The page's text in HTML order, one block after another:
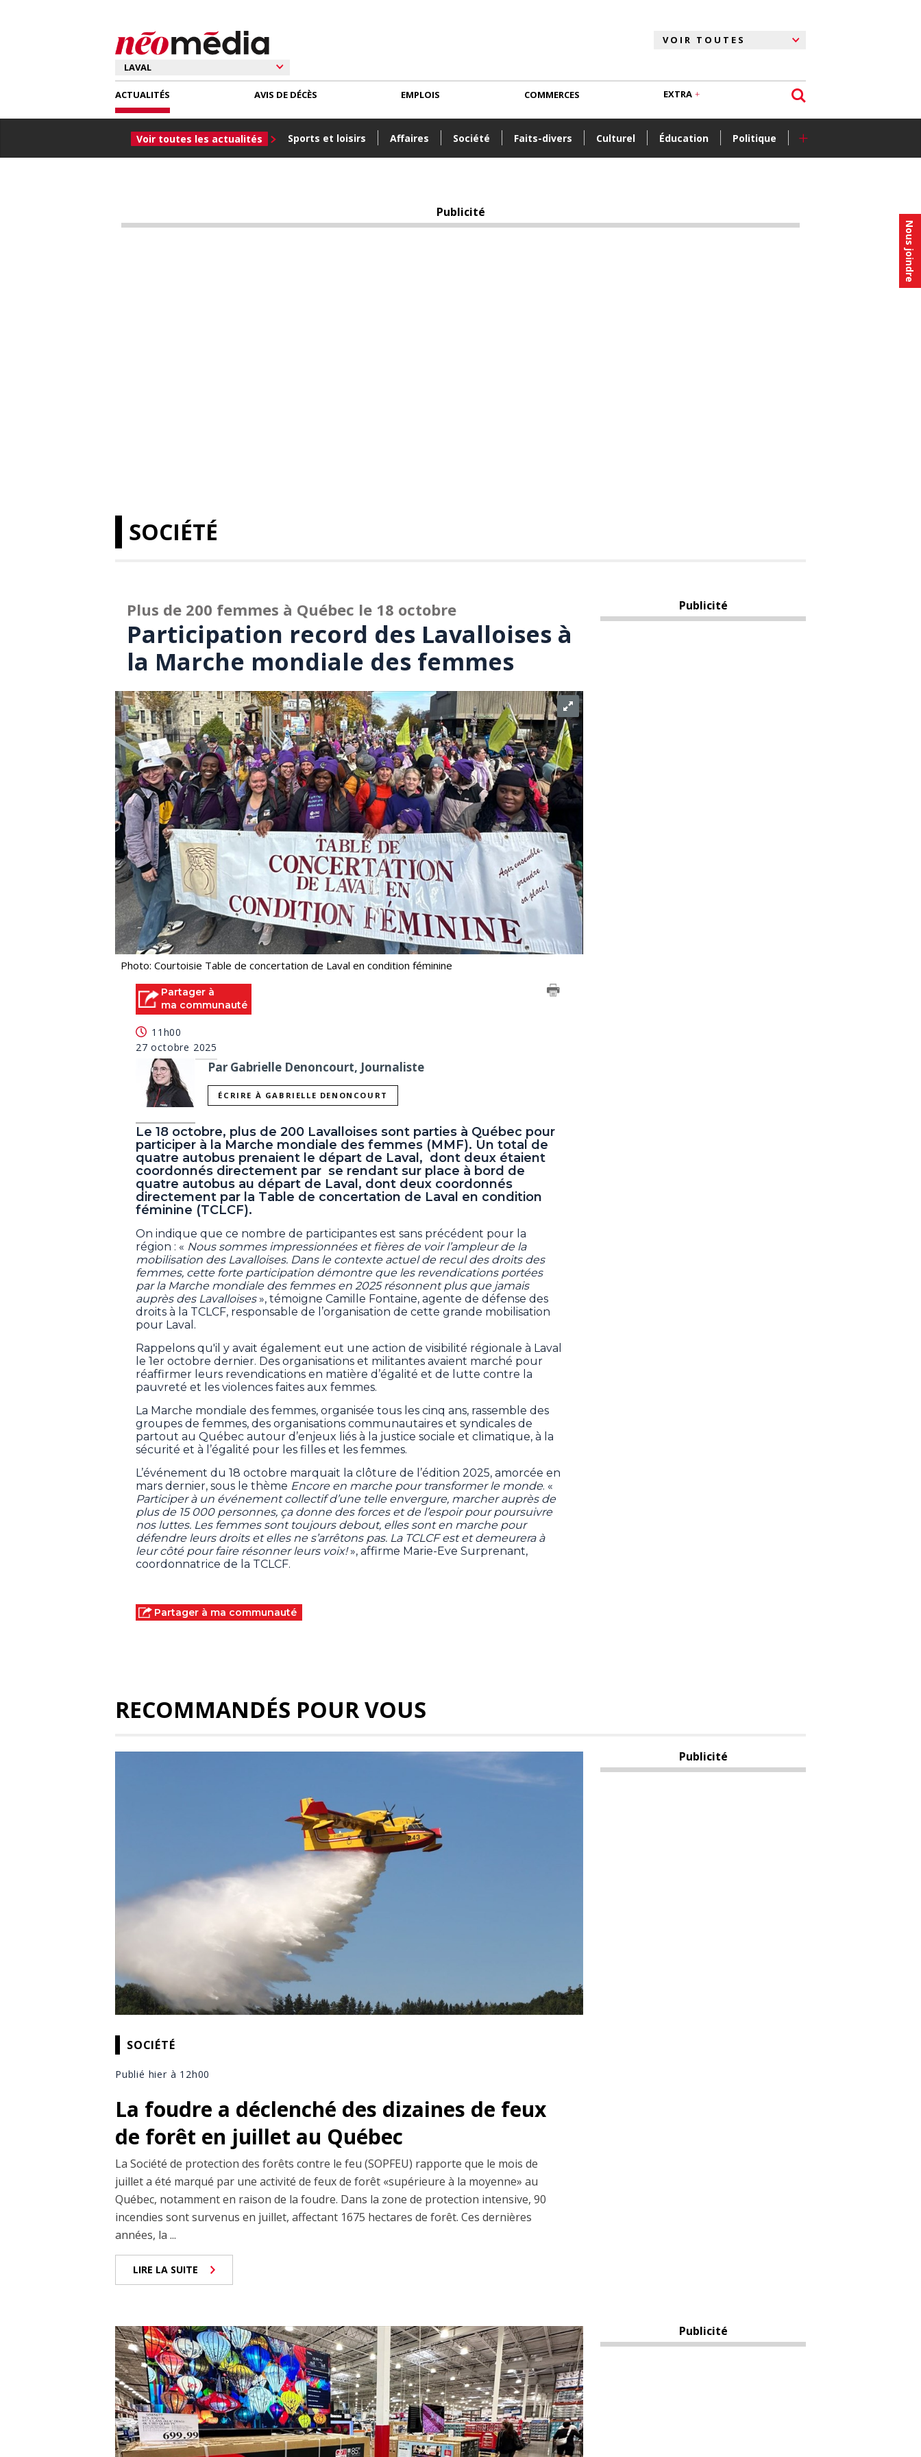
Nous joindre
ACTUALITÉS
Voir toutes les actualités Sports et loisirs Affaires Société Faits-divers Culturel Éducation Politique +
AVIS DE DÉCÈS EMPLOIS COMMERCES EXTRA
Publicité
SOCIÉTÉ
Plus de 200 femmes à Québec le 18 octobre
Participation record des Lavalloises à
la Marche mondiale des femmes
Photo: Courtoisie Table de concertation de Laval en condition féminine
Partager à
ma communauté
11h00
27 octobre 2025
Par Gabrielle Denoncourt, Journaliste
ÉCRIRE À GABRIELLE DENONCOURT
Le 18 octobre, plus de 200 Lavalloises sont parties à Québec pour
participer à la Marche mondiale des femmes (MMF). Un total de
quatre autobus prenaient le départ de Laval, dont deux étaient
coordonnés directement par se rendant sur place à bord de
quatre autobus au départ de Laval, dont deux coordonnés
directement par la Table de concertation de Laval en condition
féminine (TCLCF).
On indique que ce nombre de participantes est sans précédent pour la
région : « Nous sommes impressionnées et fières de voir l’ampleur de la
mobilisation des Lavalloises. Dans le contexte actuel de recul des droits des
femmes, cette forte participation démontre que les revendications portées
par la Marche mondiale des femmes en 2025 résonnent plus que jamais
auprès des Lavalloises», témoigne Camille Fontaine, agente de défense des
droits à la TCLCF, responsable de l’organisation de cette grande mobilisation
pour Laval.
Rappelons qu'il y avait également eut une action de visibilité régionale à Laval
le 1er octobre dernier. Des organisations et militantes avaient marché pour
réaffirmer leurs revendications en matière d’égalité et de lutte contre la
pauvreté et les violences faites aux femmes.
La Marche mondiale des femmes, organisée tous les cinq ans, rassemble des
groupes de femmes, des organisations communautaires et syndicales de
partout au Québec autour d’enjeux liés à la justice sociale et climatique, à la
sécurité et à l’égalité pour les filles et les femmes.
L’événement du 18 octobre marquait la clôture de l’édition 2025, amorcée en
mars dernier, sous le thème Encore en marche pour transformer le monde. «
Participer à un événement collectif d’une telle envergure, marcher auprès de
plus de 15 000 personnes, ça donne des forces et de l’espoir pour poursuivre
nos luttes. Les femmes sont toujours debout, elles sont en marche pour
défendre leurs droits et elles ne s’arrêtons pas. La TCLCF est et demeurera à
leur côté pour faire résonner leurs voix!», affirme Marie-Eve Surprenant,
coordonnatrice de la TCLCF.
Partager à ma communauté
Publicité
RECOMMANDÉS POUR VOUS
SOCIÉTÉ
Publié hier à 12h00
La foudre a déclenché des dizaines de feux
de forêt en juillet au Québec
La Société de protection des forêts contre le feu (SOPFEU) rapporte que le mois de
juillet a été marqué par une activité de feux de forêt «supérieure à la moyenne» au
Québec, notamment en raison de la foudre. Dans la zone de protection intensive, 90
incendies sont survenus en juillet, affectant 1675 hectares de forêt. Ces dernières
années, la ...
LIRE LA SUITE
Publicité
Publicité